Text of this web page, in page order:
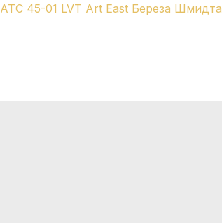
ATC 45-01 LVT Art East Береза Шмидта